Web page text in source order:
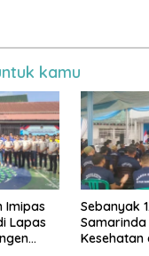
kamu
Imipas
Lapas
Sebanyak
Samarinda
Kesehatan